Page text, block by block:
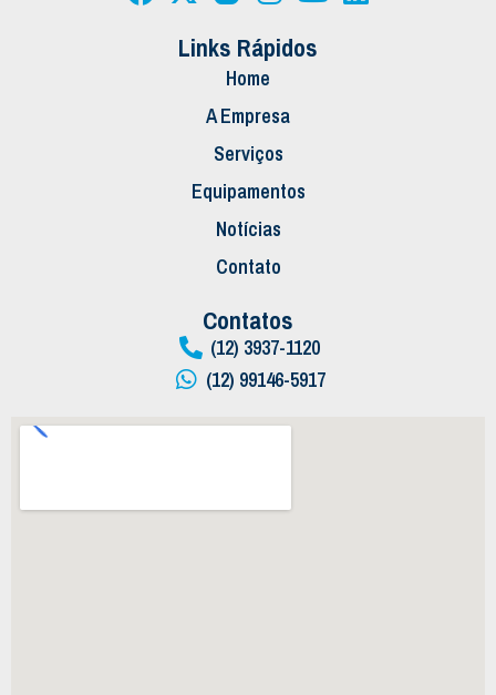
Links Rápidos
Home
A Empresa
Serviços
Equipamentos
Notícias
Contato
Contatos
(12) 3937-1120
(12) 99146-5917